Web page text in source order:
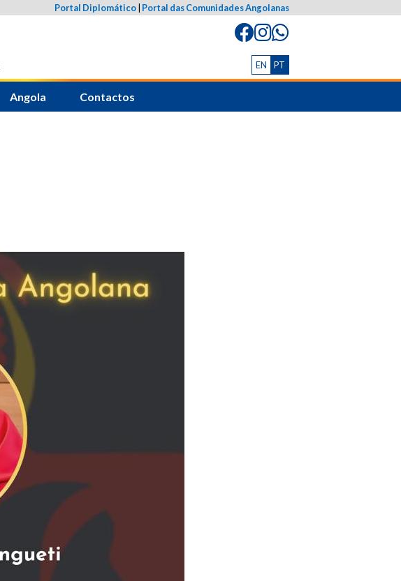
Portal Diplomático Portal das Comunidades Angolanas
EN PT
Angola Contactos